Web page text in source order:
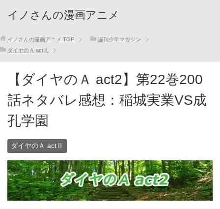
イノさんの漫画アニメ
イノさんの漫画アニメ TOP
週刊少年マガジン
ダイヤのＡ actⅡ
【ダイヤのＡ act2】第22巻200
話ネタバレ感想：稲城実業VS成
孔学園
ダイヤのＡ actⅡ